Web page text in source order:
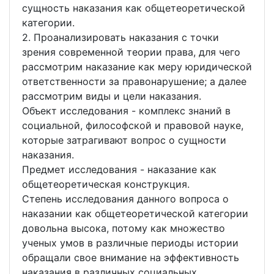
сущность наказания как общетеоретической
категории.
2. Проанализировать наказания с точки
зрения современной теории права, для чего
рассмотрим наказание как меру юридической
ответственности за правонарушение; а далее
рассмотрим виды и цели наказания.
Объект исследования - комплекс знаний в
социальной, философской и правовой науке,
которые затрагивают вопрос о сущности
наказания.
Предмет исследования - наказание как
общетеоретическая конструкция.
Степень исследования данного вопроса о
наказании как общетеоретической категории
довольна высока, потому как множество
ученых умов в различные периоды истории
обращали свое внимание на эффективность